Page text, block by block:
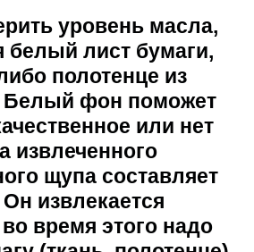
уровень масла,
белый лист бумаги,
полотенце из
фон поможет
или нет
извлеченного
щупа составляет
извлекается
время этого надо